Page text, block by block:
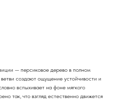
— персиковое дерево в полном
создают ощущение устойчивости и
вспыхивает на фоне мягкого
так, что взгляд естественно движется